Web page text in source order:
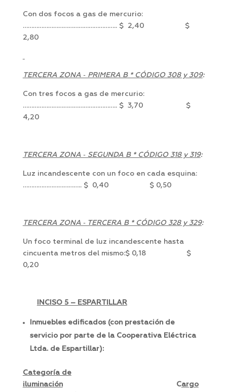
Con dos focos a gas de mercurio:
……………………………………………….. $ 2,40 $
2,80
TERCERA ZONA ‑ PRIMERA B * CÓDIGO 308 y 309:
Con tres focos a gas de mercurio:
……………………………………………….. $ 3,70 $
4,20
TERCERA ZONA ‑ SEGUNDA B * CÓDIGO 318 y 319:
Luz incandescente con un foco en cada esquina:
…………………………….. $ 0,40 $ 0,50
TERCERA ZONA ‑ TERCERA B * CÓDIGO 328 y 329:
Un foco terminal de luz incandescente hasta
cincuenta metros del mismo:$ 0,18 $
0,20
INCISO 5 – ESPARTILLAR
Inmuebles edificados (con prestación de
servicio por parte de la Cooperativa Eléctrica
Ltda. de Espartillar):
Categoría de
iluminaciónCargo